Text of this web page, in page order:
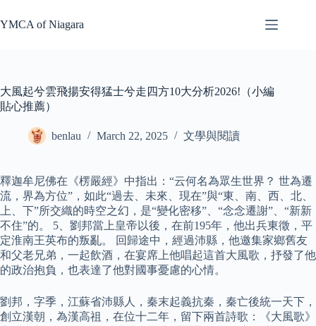
to
content
YMCA of Niagara
大風起兮雲飛揚安得猛士兮走四方10大分析2026!（小編
貼心推薦）
benlau March 22, 2025 文學與閱讀
釋迦牟尼佛在《楞嚴經》中指出：“云何名為眾生世界？ 世為遷
流，界為方位”，如此“過去、未來、現在”與“東、南、西、北、
上、下”所交織的時空之幻，是“變化密移”、“念念遷謝”、“新新
不住”的。 5、劉邦當上皇帝以後，在前195年，他出兵東徵，平
定淮南王英布的叛亂。 回歸途中，經過沛縣，他邀集家鄉舊友
和父老兄弟，一起飲酒，在宴席上他唱起這首大風歌，抒發了他
的政治抱負，也表達了他對國事憂慮的心情。
劉邦，字季，江蘇省沛縣人，秦末起義抗秦，秦亡後統一天下，
創立漢朝，為漢高祖，在位十二年，留下兩首詩歌：《大風歌》